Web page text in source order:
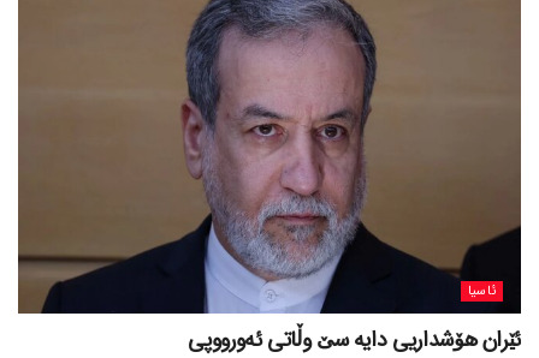
ئاسیا
ئێران هۆشداریی دایە سێ وڵاتی ئەورووپی